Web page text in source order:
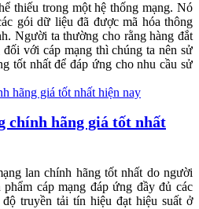
thiếu trong một hệ thống mạng. Nó
gói dữ liệu đã được mã hóa thông
Người ta thường cho rằng hàng đắt
với cáp mạng thì chúng ta nên sử
tốt nhất để đáp ứng cho nhu cầu sử
chính hãng giá tốt nhất
lan chính hãng tốt nhất do người
cáp mạng đáp ứng đầy đủ các
truyền tải tín hiệu đạt hiệu suất ở